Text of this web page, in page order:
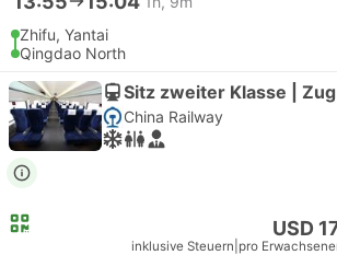
Zhifu, Yantai
Qingdao North
Sitz zweiter Klasse |
China Railway
USD
inklusive Steuern pro